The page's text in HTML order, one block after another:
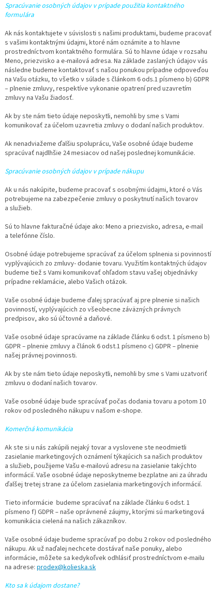
Spracúvanie osobných údajov v prípade použitia kontaktného
formulára
Ak nás kontaktujete v súvislosti s našimi produktami, budeme pracovať
s vašimi kontaktnými údajmi, ktoré nám oznámite a to hlavne
prostredníctvom kontaktného formulára. Sú to hlavne údaje v rozsahu
Meno, priezvisko a e-mailová adresa. Na základe zaslaných údajov vás
následne budeme kontaktovať s našou ponukou prípadne odpoveďou
na Vašu otázku, to všetko v súlade s článkom 6 ods.1 písmeno b) GDPR
– plnenie zmluvy, respektíve vykonanie opatrení pred uzavretím
zmluvy na Vašu žiadosť.
Ak by ste nám tieto údaje neposkytli, nemohli by sme s Vami
komunikovať za účelom uzavretia zmluvy o dodaní našich produktov.
Ak nenadviažeme ďalšiu spoluprácu, Vaše osobné údaje budeme
spracúvať najdlhšie 24 mesiacov od našej poslednej komunikácie.
Spracúvanie osobných údajov v prípade nákupu
Ak u nás nakúpite, budeme pracovať s osobnými údajmi, ktoré o Vás
potrebujeme na zabezpečenie zmluvy o poskytnutí našich tovarov
a služieb.
Sú to hlavne fakturačné údaje ako: Meno a priezvisko, adresa, e-mail
a telefónne číslo.
Osobné údaje potrebujeme spracúvať za účelom splnenia si povinností
vyplývajúcich zo zmluvy- dodanie tovaru. Využitím kontaktných údajov
budeme tiež s Vami komunikovať ohľadom stavu vašej objednávky
prípadne reklamácie, alebo Vašich otázok.
Vaše osobné údaje budeme ďalej spracúvať aj pre plnenie si našich
povinností, vyplývajúcich zo všeobecne záväzných právnych
predpisov, ako sú účtovné a daňové.
Vaše osobné údaje spracúvame na základe článku 6 odst. 1 písmeno b)
GDPR – plnenie zmluvy a článok 6 odst.1 písmeno c) GDPR – plnenie
našej právnej povinnosti.
Ak by ste nám tieto údaje neposkytli, nemohli by sme s Vami uzatvoriť
zmluvu o dodaní našich tovarov.
Vaše osobné údaje bude spracúvať počas dodania tovaru a potom 10
rokov od posledného nákupu v našom e-shope.
Komerčná komunikácia
Ak ste si u nás zakúpili nejaký tovar a vyslovene ste neodmietli
zasielanie marketingových oznámení týkajúcich sa našich produktov
a služieb, použijeme Vašu e-mailovú adresu na zasielanie takýchto
informácií. Vaše osobné údaje neposkytneme bezplatne ani za úhradu
ďalšej tretej strane za účelom zasielania marketingových informácií.
Tieto informácie budeme spracúvať na základe článku 6 odst. 1
písmeno f) GDPR – naše oprávnené záujmy, ktorými sú marketingová
komunikácia cielená na našich zákazníkov.
Vaše osobné údaje budeme spracúvať po dobu 2 rokov od posledného
nákupu. Ak už naďalej nechcete dostávať naše ponuky, alebo
informácie, môžete sa kedykoľvek odhlásiť prostredníctvom e-mailu
na adrese: prodex@kolieska.sk
Kto sa k údajom dostane?